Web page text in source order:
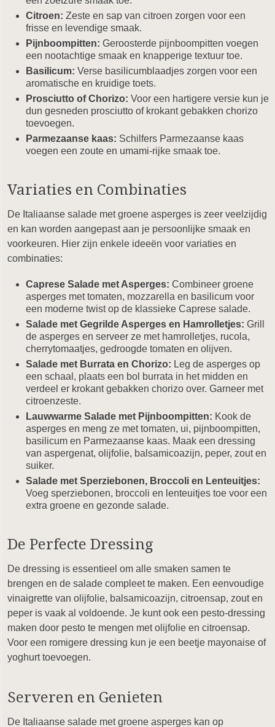
Citroen: Zeste en sap van citroen zorgen voor een
frisse en levendige smaak.
Pijnboompitten: Geroosterde pijnboompitten voegen
een nootachtige smaak en knapperige textuur toe.
Basilicum: Verse basilicumblaadjes zorgen voor een
aromatische en kruidige toets.
Prosciutto of Chorizo: Voor een hartigere versie kun je
dun gesneden prosciutto of krokant gebakken chorizo
toevoegen.
Parmezaanse kaas: Schilfers Parmezaanse kaas
voegen een zoute en umami-rijke smaak toe.
Variaties en Combinaties
De Italiaanse salade met groene asperges is zeer veelzijdig
en kan worden aangepast aan je persoonlijke smaak en
voorkeuren. Hier zijn enkele ideeën voor variaties en
combinaties:
Caprese Salade met Asperges: Combineer groene
asperges met tomaten, mozzarella en basilicum voor
een moderne twist op de klassieke Caprese salade.
Salade met Gegrilde Asperges en Hamrolletjes: Grill
de asperges en serveer ze met hamrolletjes, rucola,
cherrytomaatjes, gedroogde tomaten en olijven.
Salade met Burrata en Chorizo: Leg de asperges op
een schaal, plaats een bol burrata in het midden en
verdeel er krokant gebakken chorizo over. Garneer met
citroenzeste.
Lauwwarme Salade met Pijnboompitten: Kook de
asperges en meng ze met tomaten, ui, pijnboompitten,
basilicum en Parmezaanse kaas. Maak een dressing
van aspergenat, olijfolie, balsamicoazijn, peper, zout en
suiker.
Salade met Sperziebonen, Broccoli en Lenteuitjes:
Voeg sperziebonen, broccoli en lenteuitjes toe voor een
extra groene en gezonde salade.
De Perfecte Dressing
De dressing is essentieel om alle smaken samen te
brengen en de salade compleet te maken. Een eenvoudige
vinaigrette van olijfolie, balsamicoazijn, citroensap, zout en
peper is vaak al voldoende. Je kunt ook een pesto-dressing
maken door pesto te mengen met olijfolie en citroensap.
Voor een romigere dressing kun je een beetje mayonaise of
yoghurt toevoegen.
Serveren en Genieten
De Italiaanse salade met groene asperges kan op